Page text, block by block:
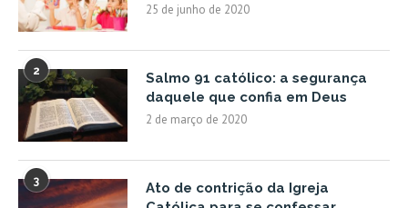
25 de junho de 2020
2
Salmo 91 católico: a segurança
daquele que confia em Deus
2 de março de 2020
3
Ato de contrição da Igreja